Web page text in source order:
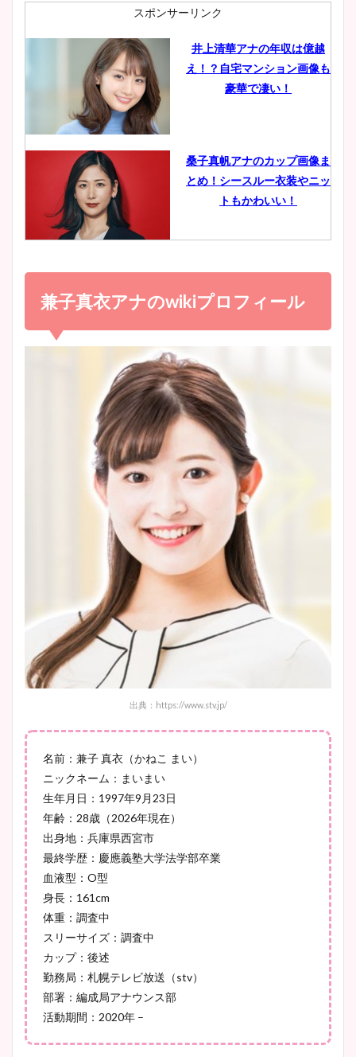
肉も凄い！
鈴木唯の太ってた時の体重が
ヤバすぎww原因や痩せたダ
豊島実季アナのカップ画像ま
とめ！美脚や水着姿に年齢も
宇賀神メグアナのニット画像
池谷実悠アナのメガネ画像が
かわいい！カップや水着姿も
まとめた！
スポンサーリンク
井上清華アナの年収は億越
え！？自宅マンション画像も
豪華で凄い！
桑子真帆アナのカップ画像ま
とめ！シースルー衣装やニッ
トもかわいい！
小室瑛莉子のカップ画像まと
め！足が美脚でニット衣装も
かわいい！
清水麻椰アナのかわいい画
像！身長やカップ、同期や
wikiプロフもチェック！
大家彩香アナのかわいいカッ
プ画像まとめ！同期や実家に
wikiプロフも！
安藤萌々アナのカップ画像や
ニット衣装まとめ！美足の筋
イエット方は？昔と現在を画
豊島実季アナのカップ画像ま
とめ！美脚や水着姿に年齢も
宇賀神メグアナのニット画像
まとめ！足も美脚でカップも
兼子真衣アナのwikiプロフィール
出典：https://www.stv.jp/
名前：兼子 真衣（かねこ まい）
ニックネーム：まいまい
生年月日：1997年9月23日
年齢：28歳（2026年現在）
出身地：兵庫県西宮市
最終学歴：慶應義塾大学法学部卒業
血液型：O型
身長：161cm
体重：調査中
スリーサイズ：調査中
カップ：後述
勤務局：札幌テレビ放送（stv）
部署：編成局アナウンス部
活動期間：2020年 –